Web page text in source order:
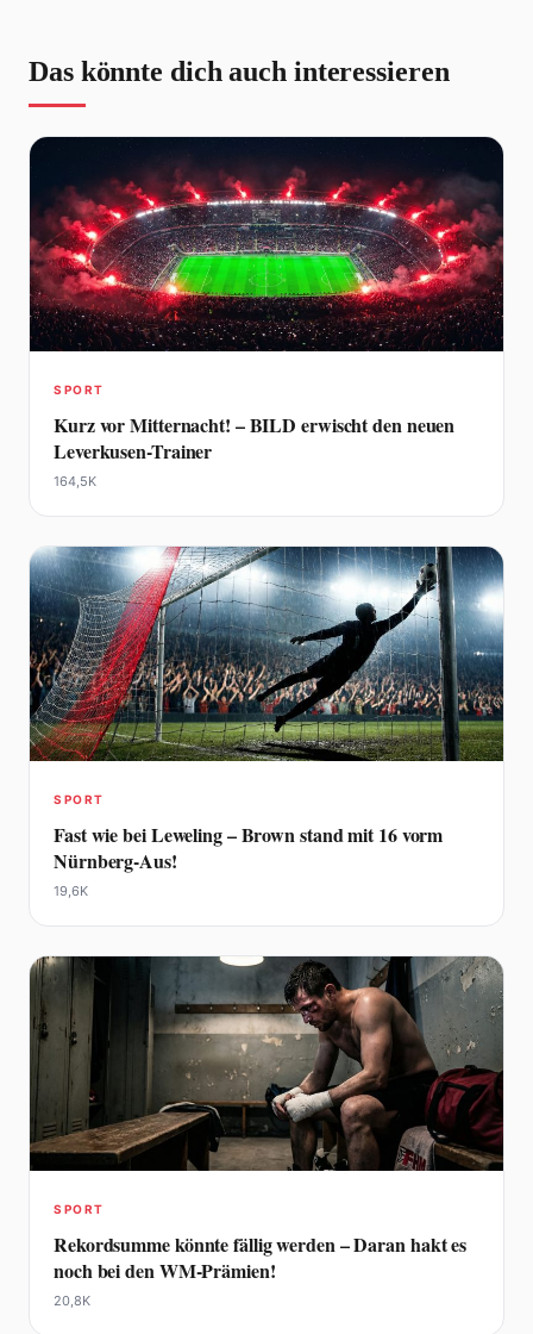
Das könnte dich auch interessieren
SPORT
Kurz vor Mitternacht! – BILD erwischt den neuen
Leverkusen-Trainer
164,5K
SPORT
Fast wie bei Leweling – Brown stand mit 16 vorm
Nürnberg-Aus!
19,6K
SPORT
Rekordsumme könnte fällig werden – Daran hakt es
noch bei den WM-Prämien!
20,8K